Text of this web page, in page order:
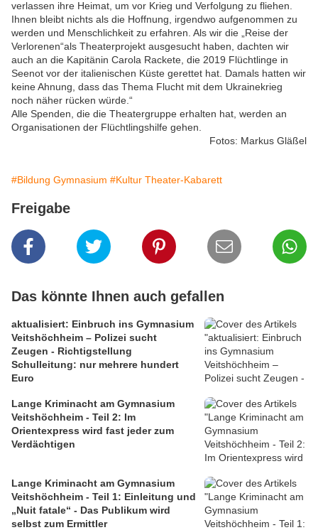
verlassen ihre Heimat, um vor Krieg und Verfolgung zu fliehen.
Ihnen bleibt nichts als die Hoffnung, irgendwo aufgenommen zu
werden und Menschlichkeit zu erfahren. Als wir die „Reise der
Verlorenen“als Theaterprojekt ausgesucht haben, dachten wir
auch an die Kapitänin Carola Rackete, die 2019 Flüchtlinge in
Seenot vor der italienischen Küste gerettet hat. Damals hatten wir
keine Ahnung, dass das Thema Flucht mit dem Ukrainekrieg
noch näher rücken würde.“
Alle Spenden, die die Theatergruppe erhalten hat, werden an
Organisationen der Flüchtlingshilfe gehen.
Fotos: Markus Gläßel
#Bildung Gymnasium #Kultur Theater-Kabarett
Freigabe
Das könnte Ihnen auch gefallen
aktualisiert: Einbruch ins Gymnasium
Veitshöchheim – Polizei sucht
Zeugen - Richtigstellung
Schulleitung: nur mehrere hundert
Euro
Lange Kriminacht am Gymnasium
Veitshöchheim - Teil 2: Im
Orientexpress wird fast jeder zum
Verdächtigen
Lange Kriminacht am Gymnasium
Veitshöchheim - Teil 1: Einleitung und
„Nuit fatale“ - Das Publikum wird
selbst zum Ermittler